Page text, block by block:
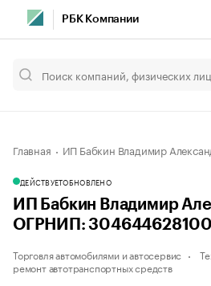
РБК Компании
Главная ИП Бабкин Владимир
ДЕЙСТВУЕТОБНОВЛЕНО
ИП Бабкин Владимир
ОГРНИП:
Торговля автомобилями и автосервис
ремонт автотранспортных средств